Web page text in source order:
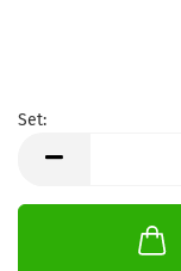
Set: